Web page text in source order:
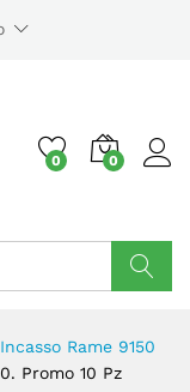
0 0
Rame 9150
Promo 10 Pz